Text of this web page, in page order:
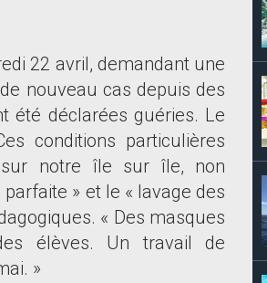
22 avril, demandant une
nouveau cas depuis des
été déclarées guéries. Le
conditions particulières
notre île sur île, non
parfaite » et le « lavage des
« Des masques
élèves. Un travail de
»